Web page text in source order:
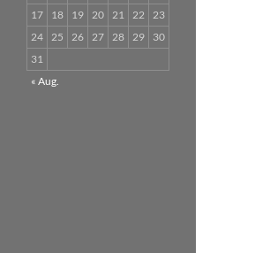
17
18 19 20 21 22 23
24 25 26 27 28 29
30
31
« Aug.